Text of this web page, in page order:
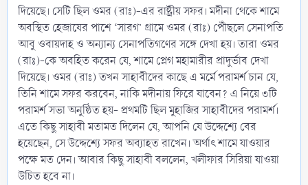
দিয়েছে। সেটি ছিল ওমর (রাঃ)-এর রাষ্ট্রীয় সফর। মদীনা থেকে শামে
অবস্থিত হেজাযের পাশে ‘সারগ’ গ্রামে ওমর (রাঃ) পৌঁছলে সেনাপতি
আবু ওবায়দাহ ও অন্যান্য সেনাপতিগণের সঙ্গে দেখা হয়। তারা ওমর
(রাঃ)-কে অবহিত করেন যে, শামে প্লেগ মহামারীর প্রাদুর্ভাব দেখা
দিয়েছে। ওমর (রাঃ) তখন সাহাবীদের কাছে এ মর্মে পরামর্শ চান যে,
তিনি শামে সফর করবেন, নাকি মদীনায় ফিরে যাবেন? এ নিয়ে ৩টি
পরামর্শ সভা অনুষ্ঠিত হয়- প্রথমটি ছিল মুহাজির সাহাবীদের পরামর্শ।
এতে কিছু সাহাবী মতামত দিলেন যে, আপনি যে উদ্দেশ্যে বের
হয়েছেন, সে উদ্দেশ্যে সফর অব্যাহত রাখেন। অর্থাৎ শামে যাওয়ার
পক্ষে মত দেন। আবার কিছু সাহাবী বললেন, খলীফার সিরিয়া যাওয়া
উচিত হবে না।